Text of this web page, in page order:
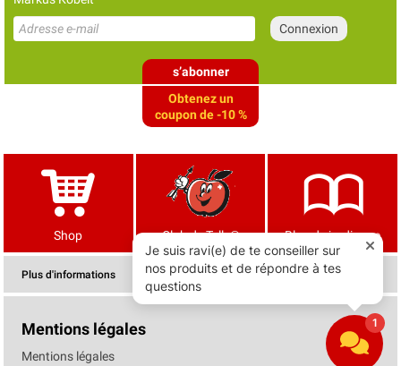
s’abonner
Obtenez un
coupon de -10 %
Shop Club de Tells® Blog de jardinage
Plus d'informations
Mentions légales
Mentions légales